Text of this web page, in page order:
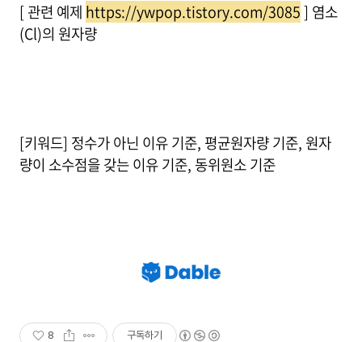
[ 관련 예제 https://ywpop.tistory.com/3085] 염소
(Cl)의 원자량
[키워드] 정수가 아닌 이유 기준, 평균원자량 기준, 원자
량이 소수점을 갖는 이유 기준, 동위원소 기준
8 구독하기